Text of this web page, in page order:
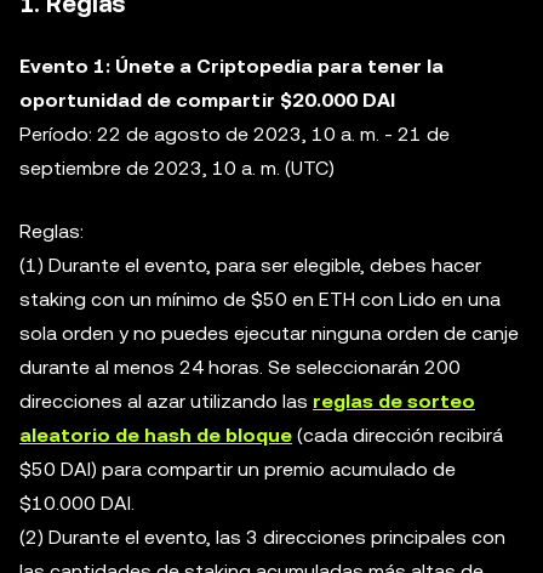
Evento 1: Únete a Criptopedia para tener la
oportunidad de compartir $20.000 DAI
Período: 22 de agosto de 2023, 10 a. m. - 21 de
septiembre de 2023, 10 a. m. (UTC)
Reglas:
(1) Durante el evento, para ser elegible, debes hacer
staking con un mínimo de $50 en ETH con Lido en una
sola orden y no puedes ejecutar ninguna orden de canje
durante al menos 24 horas. Se seleccionarán 200
direcciones al azar utilizando las reglas de sorteo
aleatorio de hash de bloque (cada dirección recibirá
$50 DAI) para compartir un premio acumulado de
$10.000 DAI.
(2) Durante el evento, las 3 direcciones principales con